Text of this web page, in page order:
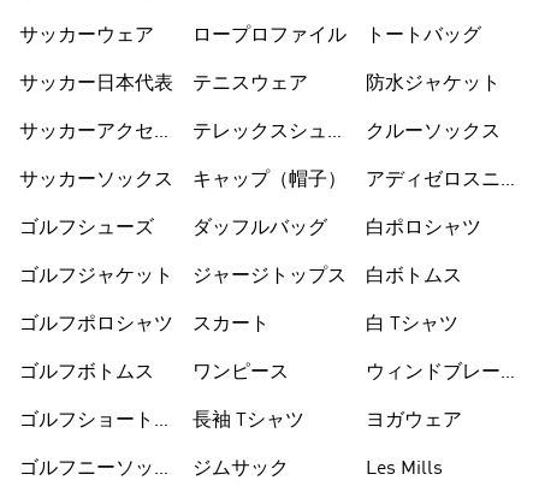
サッカーウェア
サッカー日本代表
サッカーアクセサ
サッカーソックス
ゴルフシューズ
ゴルフジャケット
ゴルフポロシャツ
ゴルフボトムス
ゴルフショートパ
ゴルフニーソック
ロープロファイル
テニスウェア
テレックスシュー
キャップ（帽子）
ダッフルバッグ
ジャージトップス
スカート
ワンピース
長袖 Tシャツ
ジムサック
トートバッグ
防水ジャケット
クルーソックス
アディゼロスニー
白ポロシャツ
白ボトムス
白 Tシャツ
ウィンドブレーカ
ヨガウェア
Les Mills